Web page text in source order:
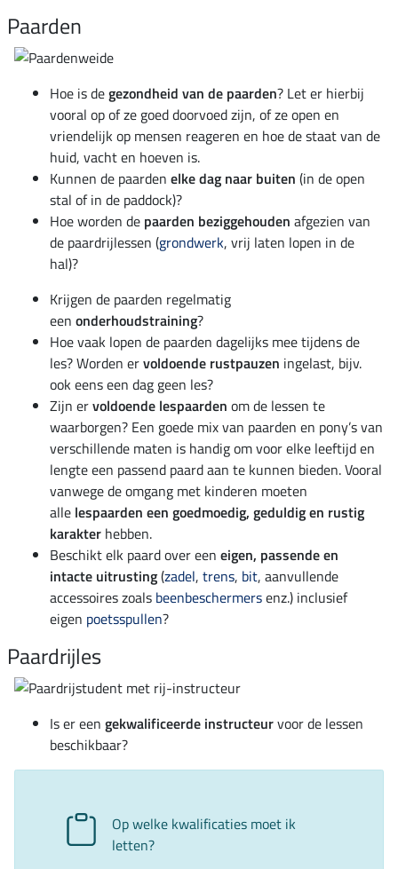
Paarden
Hoe is degezondheid van de paarden? Let er hierbij
vooral op of ze goed doorvoed zijn, of ze open en
vriendelijk op mensen reageren en hoe de staat van de
huid, vacht en hoeven is.
Kunnen de paarden elke dag naar buiten (in de open
stal of in de paddock)?
Hoe worden de paarden beziggehouden afgezien van
de paardrijlessen (grondwerk, vrij laten lopen in de
hal)?
Krijgen de paarden regelmatig
een onderhoudstraining?
Hoe vaak lopen de paarden dagelijks mee tijdens de
les? Worden ervoldoende rustpauzen ingelast, bijv.
ook eens een dag geen les?
Zijn ervoldoende lespaarden om de lessen te
waarborgen? Een goede mix van paarden en pony’s van
verschillende maten is handig om voor elke leeftijd en
lengte een passend paard aan te kunnen bieden. Vooral
vanwege de omgang met kinderen moeten
alle lespaarden een goedmoedig, geduldig en rustig
karakter hebben.
Beschikt elk paard over een eigen, passende en
intacte uitrusting(zadel, trens, bit, aanvullende
accessoires zoals beenbeschermersenz.) inclusief
eigen poetsspullen?
Paardrijles
Is er een gekwalificeerde instructeurvoor de lessen
beschikbaar?
Op welke kwalificaties moet ik
letten?